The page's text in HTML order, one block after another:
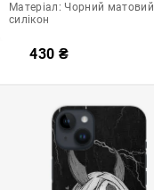
Матеріал: Чорний матовий
силікон
430 ₴